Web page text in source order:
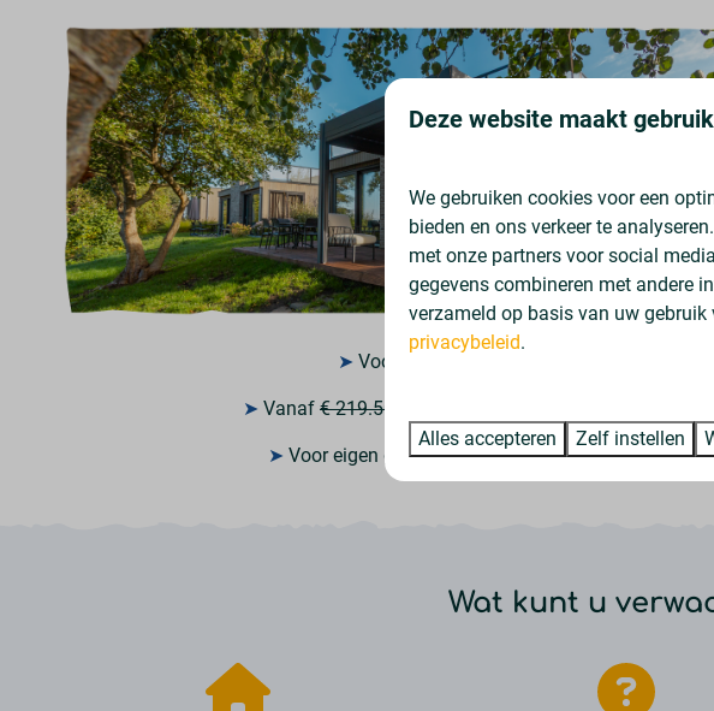
➤ Voor 4 personen
➤ Vanaf € 219.500,
➤ Voor eigen gebruik en/of verhuur
Wat kunt u
Deze website maakt
We gebruiken cookies voor een
bieden en ons verkeer te
met onze partners voor social
gegevens combineren met andere
verzameld op basis van uw
privacybeleid.
Alles accepteren Zelf instellen